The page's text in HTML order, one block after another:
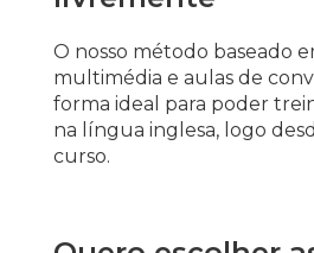
O nosso método baseado
multimédia e aulas de
forma ideal para poder
na língua inglesa, logo
curso.